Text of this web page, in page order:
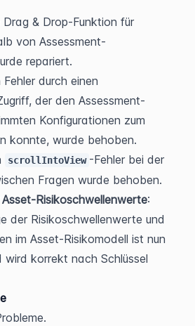
Drag & Drop-Funktion für
von Assessment-
repariert.
Fehler durch einen
der den Assessment-
Konfigurationen zum
konnte, wurde behoben.
scrollIntoView -Fehler bei der
Fragen wurde behoben.
Risikoschwellenwerte:
der Risikoschwellenwerte und
im Asset-Risikomodell ist nun
wird korrekt nach Schlüssel